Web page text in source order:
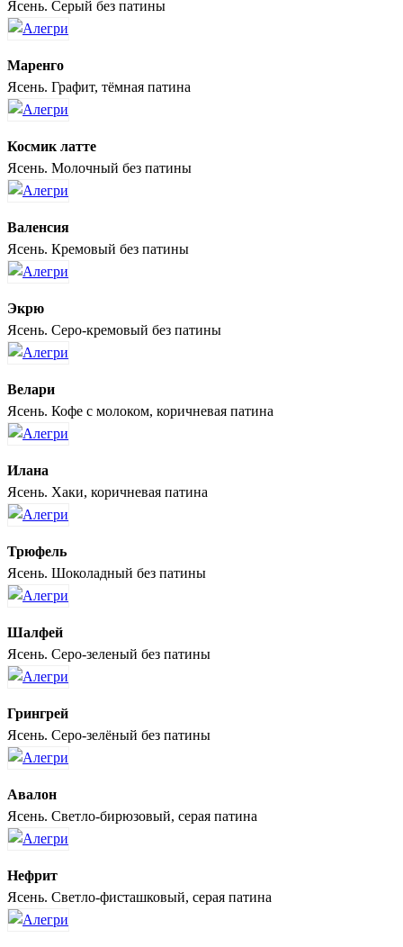
Ясень. Серый без патины
Маренго
Ясень. Графит, тёмная патина
Космик латте
Ясень. Молочный без патины
Валенсия
Ясень. Кремовый без патины
Экрю
Ясень. Серо-кремовый без патины
Велари
Ясень. Кофе с молоком, коричневая патина
Илана
Ясень. Хаки, коричневая патина
Трюфель
Ясень. Шоколадный без патины
Шалфей
Ясень. Серо-зеленый без патины
Грингрей
Ясень. Серо-зелёный без патины
Авалон
Ясень. Светло-бирюзовый, серая патина
Нефрит
Ясень. Светло-фисташковый, серая патина